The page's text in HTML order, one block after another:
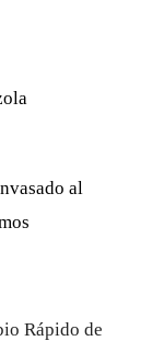
al
Rápido de